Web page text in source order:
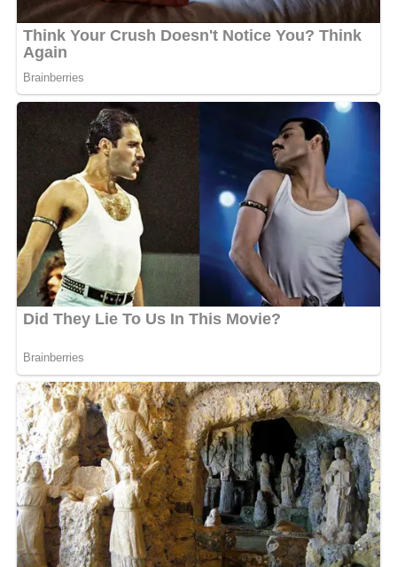
Pour cette artiste chanteuse, la fille de l’ancien baobab
de la musique gabonaise aurait la grosse tête à cause de
ses fans qu’elle détient sur les réseaux sociaux. «
moi que tu veux écraser en utilisant tes stratégies avec
ton équipe ? Allons ma petite. J’en ai marre que tu
humilies les autres à chaque fois que tu en as l’occasion,
juste parce que que tu as les millions d’abonnés alors
que t’es rien devant moi ating zam je jure« , a renchéri
Espoir la Tigresse.
En revanche Creol de Nazareth dit avoir construit sa
notoriété sans avoir recours à une personne. Cependant
elle dément toutes les accusations portées contre elle
et indique n’avoir aucun souci avec Espoir la Tigresse.
«Je partage tes événements, je te soutiens », conclut
Moussitou.
MOTS-CLÉS : UNE